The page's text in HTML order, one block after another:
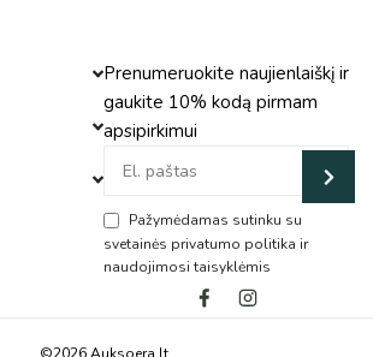
Prenumeruokite naujienlaiškį ir
gaukite 10% kodą pirmam
apsipirkimui
Pažymėdamas sutinku su
svetainės privatumo politika ir
naudojimosi taisyklėmis
Alternative: